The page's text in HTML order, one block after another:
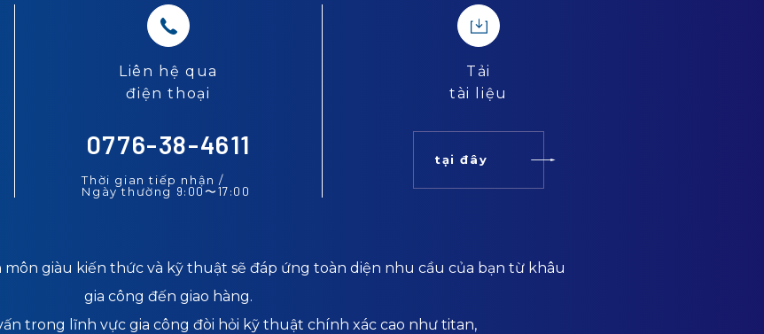
Liên hệ qua
điện thoại
0776-38-4611
Thời gian tiếp nhận /
Ngày thường 9:00〜17:00
Tải
tài liệu
tại đây
môn giàu kiến thức và kỹ thuật sẽ đáp ứng toàn diện nhu cầu của bạn từ khâu
gia công đến giao hàng.
trong lĩnh vực gia công đòi hỏi kỹ thuật chính xác cao như titan,